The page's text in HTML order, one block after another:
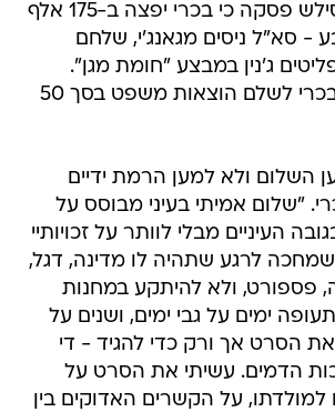
השופטת הלית סילש פסקה כי בכרי יפצה ב-175 אלף
- סא"ל ניסים מגאנג'י, שלחם
ג'נין במבצע "חומת מגן".
בנוסף הוטל על בכרי לשלם הוצאות משפט בסך 50
השלום ולא למען הרמת ידיים
"שלום אמיתי בעיני מבוסס על
העיניים מבלי לוותר על זכויותיי
שמחכה לרגע שתהיה לו מדינה, דגל,
פספורט, ולא להיתקע במחנות
ימים על גבי ימים, ושנים על
את הסרט אך ורק כדי להגיד - די
הדמים. עשיתי את הסרט על
על הקשרים האדוקים בין